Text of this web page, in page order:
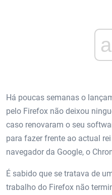
Há poucas semanas o
pelo Firefox não deixou
caso renovaram o seu
para fazer frente ao actual
navegador da Google, o
É sabido que se tratava de
trabalho do Firefox não